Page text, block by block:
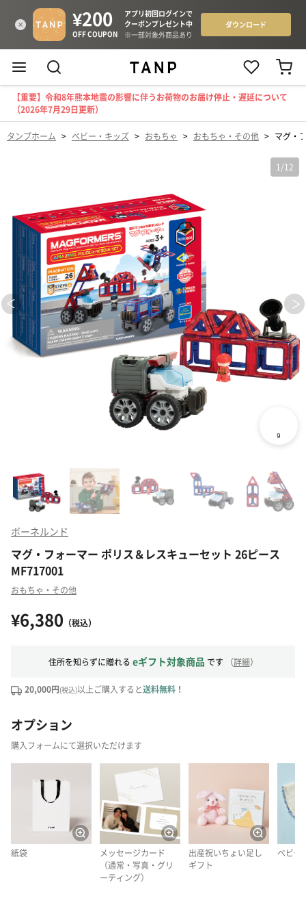
【重要】令和8年熊本地震の影響に伴うお荷物のお届け停止・遅延について
（2026年7月29日更新）
タンプホーム > ベビー・キッズ > おもちゃ > おもちゃ・その他 > マグ・
1 /12
ボーネルンド
マグ・フォーマー ポリス＆レスキューセット 26ピース
MF717001
おもちゃ・その他
¥6,380 （税込）
住所を知らずに贈れる eギフト対象商品 です （詳細）
20,000円(税込)以上ご購入すると送料無料！
オプション
購入フォームにて選択いただけます
紙袋
メッセージカード
（通常・写真・グリ
ーティング）
出産祝いちょい足し
ギフト
ベビー